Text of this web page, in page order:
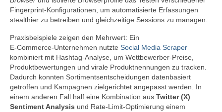
Fingerprint‑Konfigurationen, um automatisierte Erfassungen
stealthier zu betreiben und gleichzeitige Sessions zu managen.
Praxisbeispiele zeigen den Mehrwert: Ein
E‑Commerce‑Unternehmen nutzte Social Media Scraper
kombiniert mit Hashtag‑Analyse, um Wettbewerber‑Preise,
Produktbewertungen und virale Produktnennungen zu tracken.
Dadurch konnten Sortimentsentscheidungen datenbasiert
getroffen und Kampagnen zielgerichtet angepasst werden. In
einem anderen Fall half eine Kombination aus Twitter (X)
Sentiment Analysis und Rate‑Limit‑Optimierung einem